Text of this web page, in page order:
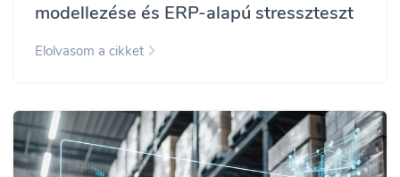
modellezése és ERP-alapú stresszteszt
Elolvasom a cikket